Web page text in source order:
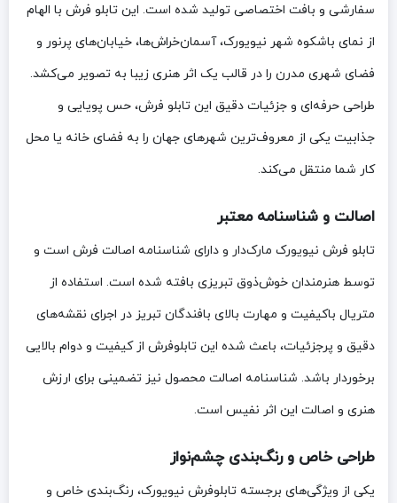
سفارشی و بافت اختصاصی تولید شده است. این تابلو فرش با الهام
از نمای باشکوه شهر نیویورک، آسمان‌خراش‌ها، خیابان‌های پرنور و
فضای شهری مدرن را در قالب یک اثر هنری زیبا به تصویر می‌کشد.
طراحی حرفه‌ای و جزئیات دقیق این تابلو فرش، حس پویایی و
جذابیت یکی از معروف‌ترین شهرهای جهان را به فضای خانه یا محل
کار شما منتقل می‌کند.
اصالت و شناسنامه معتبر
تابلو فرش نیویورک مارک‌دار و دارای شناسنامه اصالت فرش است و
توسط هنرمندان خوش‌ذوق تبریزی بافته شده است. استفاده از
متریال باکیفیت و مهارت بالای بافندگان تبریز در اجرای نقشه‌های
دقیق و پرجزئیات، باعث شده این تابلوفرش از کیفیت و دوام بالایی
برخوردار باشد. شناسنامه اصالت محصول نیز تضمینی برای ارزش
هنری و اصالت این اثر نفیس است.
طراحی خاص و رنگ‌بندی چشم‌نواز
یکی از ویژگی‌های برجسته تابلوفرش نیویورک، رنگ‌بندی خاص و